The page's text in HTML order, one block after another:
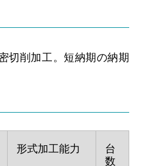
切削加工。短納期の納期
形式加工能力
台
数